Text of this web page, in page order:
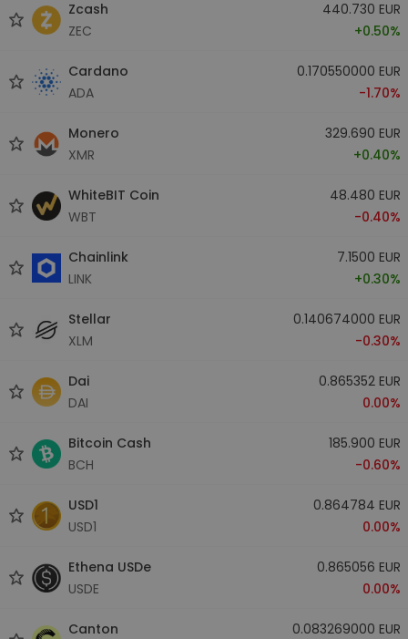
Zcash
ZEC
440.730 EUR
+0.50%
Cardano
ADA
0.170550000 EUR
-1.70%
Monero
XMR
329.690 EUR
+0.40%
WhiteBIT Coin
WBT
48.480 EUR
-0.40%
Chainlink
LINK
7.1500 EUR
+0.30%
Stellar
XLM
0.140674000 EUR
-0.30%
Dai
DAI
0.865352 EUR
0.00%
Bitcoin Cash
BCH
185.900 EUR
-0.60%
USD1
USD1
0.864784 EUR
0.00%
Ethena USDe
USDE
0.865056 EUR
0.00%
Canton
0.083269000 EUR